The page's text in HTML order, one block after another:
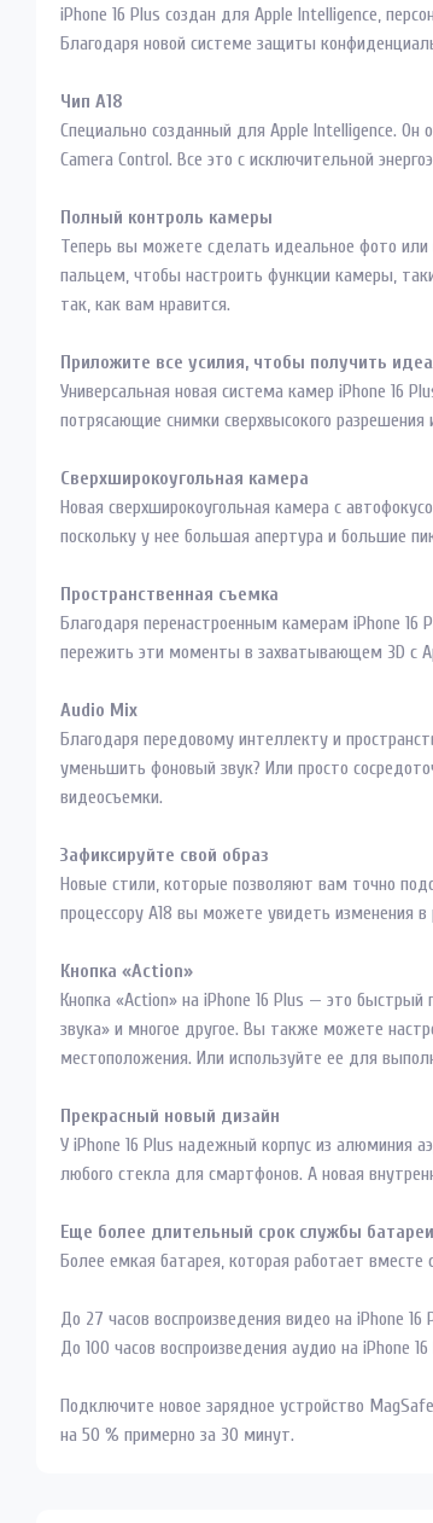
iPhone 16 Plus создан для Apple Intelligence,
Благодаря новой системе защиты
Чип A18
Специально созданный для Apple Intelligence. Он
Camera Control. Все это с исключительной
Полный контроль камеры
Теперь вы можете сделать идеальное фото
пальцем, чтобы настроить функции камеры,
так, как вам нравится.
Приложите все усилия, чтобы получить
Универсальная новая система камер iPhone 16
потрясающие снимки сверхвысокого
Сверхширокоугольная камера
Новая сверхширокоугольная камера с
поскольку у нее большая апертура и большие
Пространственная съемка
Благодаря перенастроенным камерам iPhone
пережить эти моменты в захватывающем 3D с
Audio Mix
Благодаря передовому интеллекту и
уменьшить фоновый звук? Или просто
видеосъемки.
Зафиксируйте свой образ
Новые стили, которые позволяют вам точно
процессору A18 вы можете увидеть изменения
Кнопка «Action»
Кнопка «Action» на iPhone 16 Plus — это
звука» и многое другое. Вы также можете
местоположения. Или используйте ее для
Прекрасный новый дизайн
У iPhone 16 Plus надежный корпус из алюминия
любого стекла для смартфонов. А новая
Еще более длительный срок службы батареи
Более емкая батарея, которая работает
До 27 часов воспроизведения видео на iPhone 16
До 100 часов воспроизведения аудио на iPhone 16
Подключите новое зарядное устройство
на 50 % примерно за 30 минут.